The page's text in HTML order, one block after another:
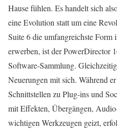
Hause fühlen. Es handelt sich
eine Evolution statt um eine
Suite 6 die umfangreichste Form
erwerben, ist der PowerDirector
Software-Sammlung.
Neuerungen mit sich. Während
Schnittstellen zu Plug-ins und
mit Effekten, Übergängen,
wichtigen Werkzeugen geizt,